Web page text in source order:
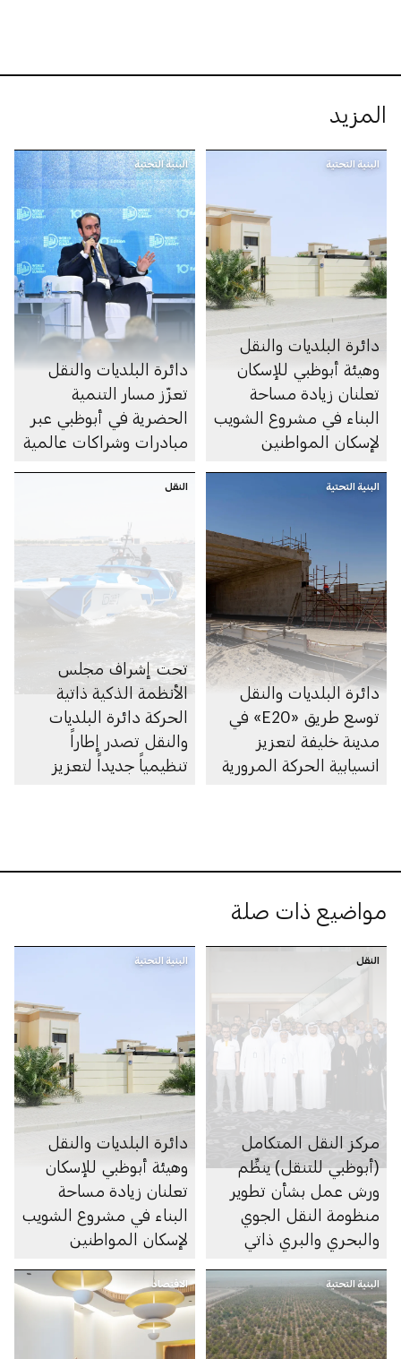
المزيد
البنية التحتية
دائرة البلديات والنقل
وهيئة أبوظبي للإسكان
تعلنان زيادة مساحة
البناء في مشروع الشويب
لإسكان المواطنين
البنية التحتية
دائرة البلديات والنقل
تعزّز مسار التنمية
الحضرية في أبوظبي عبر
مبادرات وشراكات عالمية
البنية التحتية
دائرة البلديات والنقل
توسع طريق «E20» في
مدينة خليفة لتعزيز
انسيابية الحركة المرورية
النقل
تحت إشراف مجلس
الأنظمة الذكية ذاتية
الحركة دائرة البلديات
والنقل تصدر إطاراً
تنظيمياً جديداً لتعزيز
مواضيع ذات صلة
النقل
مركز النقل المتكامل
(أبوظبي للتنقل) ينظِّم
ورش عمل بشأن تطوير
منظومة النقل الجوي
والبحري والبري ذاتي
البنية التحتية
دائرة البلديات والنقل
وهيئة أبوظبي للإسكان
تعلنان زيادة مساحة
البناء في مشروع الشويب
لإسكان المواطنين
البنية التحتية الاقتصاد